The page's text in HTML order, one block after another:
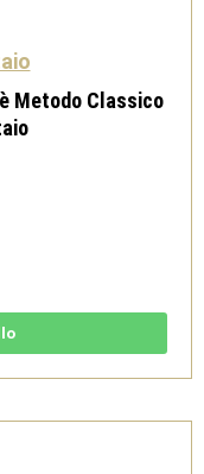
Metodo Classico